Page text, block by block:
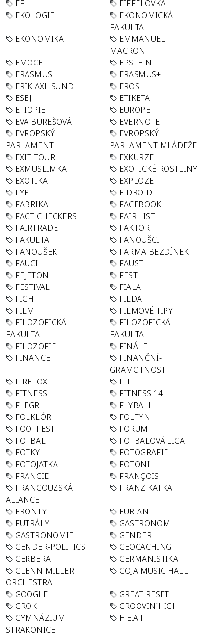
EF
EIFFELOVKA
EKOLOGIE
EKONOMICKÁ
FAKULTA
EKONOMIKA
EMMANUEL
MACRON
EMOCE
EPSTEIN
ERASMUS
ERASMUS+
ERIK AXL SUND
EROS
ESEJ
ETIKETA
ETIOPIE
EUROPE
EVA BUREŠOVÁ
EVERNOTE
EVROPSKÝ
PARLAMENT
EVROPSKÝ
PARLAMENT MLÁDEŽE
EXIT TOUR
EXKURZE
EXMUSLIMKA
EXOTICKÉ ROSTLINY
EXOTIKA
EXPLOZE
EYP
F-DROID
FABRIKA
FACEBOOK
FACT-CHECKERS
FAIR LIST
FAIRTRADE
FAKTOR
FAKULTA
FANOUŠCI
FANOUŠEK
FARMA BEZDÍNEK
FAUCI
FAUST
FEJETON
FEST
FESTIVAL
FIALA
FIGHT
FILDA
FILM
FILMOVÉ TIPY
FILOZOFICKÁ
FAKULTA
FILOZOFICKÁ-
FAKULTA
FILOZOFIE
FINÁLE
FINANCE
FINANČNÍ-
GRAMOTNOST
FIREFOX
FIT
FITNESS
FITNESS 14
FLEGR
FLYBALL
FOLKLÓR
FOLTYN
FOOTFEST
FORUM
FOTBAL
FOTBALOVÁ LIGA
FOTKY
FOTOGRAFIE
FOTOJATKA
FOTONI
FRANCIE
FRANÇOIS
FRANCOUZSKÁ
ALIANCE
FRANZ KAFKA
FRONTY
FURIANT
FUTRÁLY
GASTRONOM
GASTRONOMIE
GENDER
GENDER-POLITICS
GEOCACHING
GERBERA
GERMANISTIKA
GLENN MILLER
ORCHESTRA
GOJA MUSIC HALL
GOOGLE
GREAT RESET
GROK
GROOVIN´HIGH
GYMNÁZIUM
STRAKONICE
H.E.A.T.